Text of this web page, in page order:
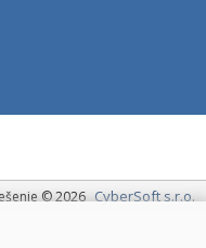
© 2026 CyberSoft s.r.o.